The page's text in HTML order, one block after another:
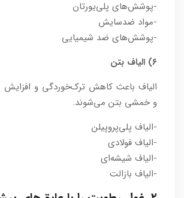
-پوشش‌های پلی‌یورتان
-مواد ضدسایش
-پوشش‌های ضد شیمیایی
۶) الیاف بتن
الیاف باعث کاهش ترک‌خوردگی و
و خمشی بتن می‌شوند.
-الیاف پلی‌پروپیلن
-الیاف فولادی
-الیاف شیشه‌ای
-الیاف بازالت